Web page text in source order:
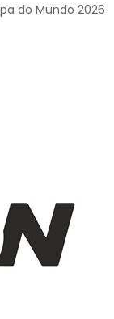
do Mundo 2026